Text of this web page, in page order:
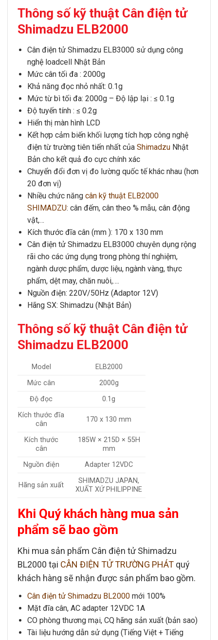
Thông số kỹ thuật Cân điện tử
Shimadzu ELB2000
Cân điện tử Shimadzu ELB3000 sử dụng công
nghệ loadcell Nhật Bản
Mức cân tối đa : 2000g
Khả năng đọc nhỏ nhất: 0.1g
Mức từ bì tối đa: 2000g – Độ lập lại : ≤ 0.1g
Độ tuyến tính : ≤ 0.2g
Hiển thị màn hình LCD
Kết hợp cảm biến khối lượng tích hợp công nghệ
điện từ trường tiên tiến nhất của Shimadzu Nhật
Bản cho kết quả đo cực chính xác
Chuyển đổi đơn vị đo lường quốc tế khác nhau (hơn
20 đơn vị)
Nhiều chức năng cân kỹ thuật ELB2000
SHIMADZU: cân đếm, cân theo % mẫu, cân động
vật,…
Kích thước đĩa cân (mm ): 170 x 130 mm
Cân điện tử Shimadzu ELB3000 chuyên dụng rộng
rãi cho các ứng dụng trong phòng thí nghiệm,
ngành dược phẩm, dược liệu, ngành vàng, thực
phẩm, dệt may, chăn nuôi,….
Nguồn điện: 220V/50Hz (Adaptor 12V)
Hãng SX: Shimadzu (Nhật Bản)
Thông số kỹ thuật Cân điện tử
Shimadzu ELB2000
Model
ELB2000
Mức cân
2000g
Độ đọc
0.1g
Kích thước đĩa
cân
170 x 130 mm
Kích thước
cân
185W × 215D × 55H
mm
Nguồn điện
Adapter 12VDC
Hãng sản xuất
SHIMADZU JAPAN,
XUẤT XỨ PHILIPPINE
Khi Quý khách hàng mua sản
phẩm sẽ bao gồm
Khi mua sản phẩm Cân điện tử Shimadzu
BL2000 tại CÂN ĐIỆN TỬ TRƯỜNG PHÁT quý
khách hàng sẽ nhận được sản phẩm bao gồm.
Cân điện tử Shimadzu BL2000 mới 100%
Mặt đĩa cân, AC adapter 12VDC 1A
CO phòng thương mại, CQ hãng sản xuất (bản sao)
Tài liệu hướng dẫn sử dụng (Tiếng Việt + Tiếng